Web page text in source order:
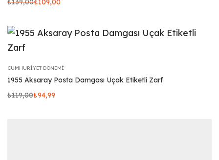
₺139,00₺109,00
CUMHURIYET DÖNEMI
1955 Aksaray Posta Damgası Uçak Etiketli Zarf
₺119,00₺94,99